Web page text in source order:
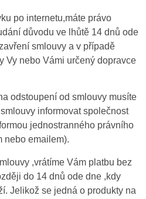
po internetu,máte právo
důvodu ve lhůtě 14 dnů ode
smlouvy a v případě
Vy nebo Vámi určený dopravce
odstoupení od smlouvy musíte
informovat společnost
jednostranného právního
nebo emailem).
,vrátíme Vám platbu bez
do 14 dnů ode dne ,kdy
Jelikož se jedná o produkty na